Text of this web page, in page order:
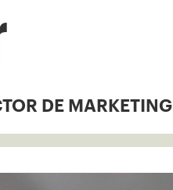
DE MARKETING